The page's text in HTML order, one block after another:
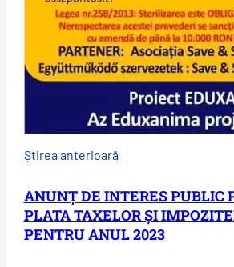
Știrea anterioară
ANUNȚ DE INTERES PUBLIC
PLATA TAXELOR ȘI
PENTRU ANUL 2023